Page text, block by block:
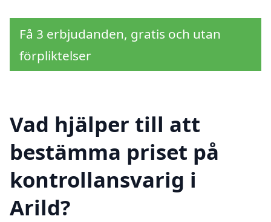
Få 3 erbjudanden, gratis och utan
förpliktelser
Vad hjälper till att
bestämma priset på
kontrollansvarig i
Arild?